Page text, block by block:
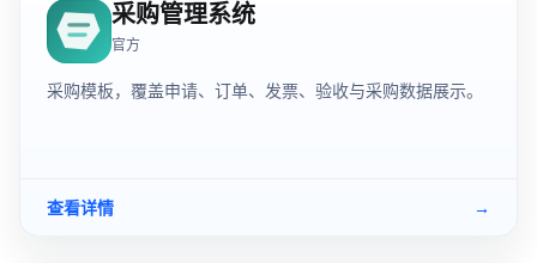
采购管理系统
官方
采购模板，覆盖申请、订单、发票、验收与采购数据展示。
查看详情 →